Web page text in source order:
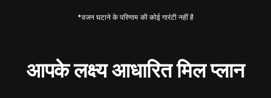
*वजन घटाने के परिणाम की कोई गारंटी नहीं है
आपके लक्ष्य आधारित मिल प्लान